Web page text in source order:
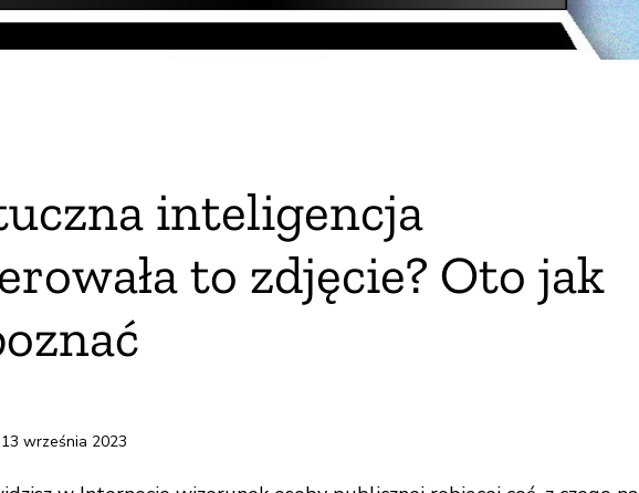
inteligencja
to zdjęcie? Oto jak
września 2023